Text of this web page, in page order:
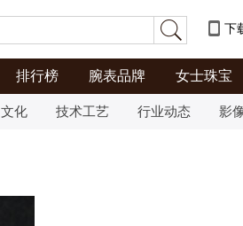
下
排行榜 腕表品牌 女士珠宝
文化 技术工艺 行业动态 影